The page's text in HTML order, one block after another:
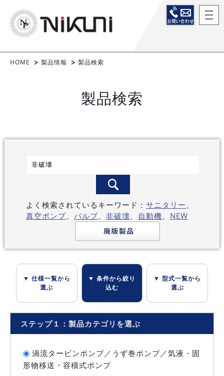
HOME 製品情報 製品検索
製品検索
よく検索されているキーワード： サニタリー
真空ポンプ、 バルブ 非破壊 自動機 NEW
▼ 仕様一覧から
選ぶ
▼ 条件から絞り
込む
▼ 型式一覧から
選ぶ
ステップ１：製品カテゴリを選ぶ
渦流タービンポンプ／うず巻ポンプ／気液・固
形物移送・容積式ポンプ